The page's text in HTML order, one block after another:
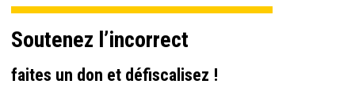
Soutenez l’incorrect
faites un don et défiscalisez !